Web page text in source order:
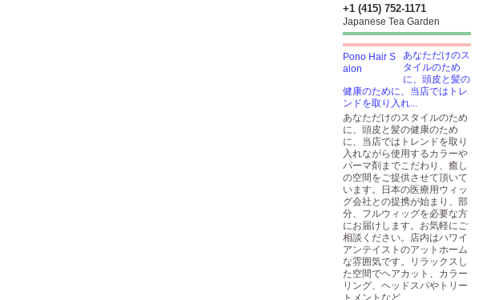
+1 (415) 752-1171
Japanese Tea Garden
あなただけのス
タイルのため
に、頭皮と髪の
健康のために、当店ではトレ
ンドを取り入れ...
あなただけのスタイルのため
に、頭皮と髪の健康のため
に、当店ではトレンドを取り
入れながら使用するカラーや
パーマ剤までこだわり、癒し
の空間をご提供させて頂いて
います。日本の医療用ウィッ
グ会社との提携が始まり、部
分、フルウィッグを必要な方
にお届けします。お気軽にご
相談ください。店内はハワイ
アンテイストのアットホーム
な雰囲気です。リラックスし
た空間でヘアカット、カラー
リング、ヘッドスパやトリー
トメントなど...